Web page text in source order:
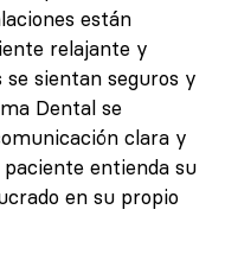
están
relajante y
se sientan seguros y
Dental se
clara y
entienda su
en su propio